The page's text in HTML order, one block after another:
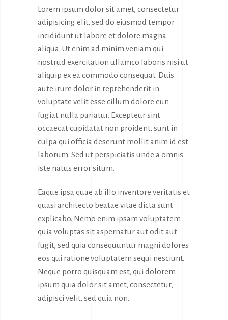
Lorem ipsum dolor sit amet, consectetur
adipisicing elit, sed do eiusmod tempor
incididunt ut labore et dolore magna
aliqua. Ut enim ad minim veniam qui
nostrud exercitation ullamco laboris nisi ut
aliquip ex ea commodo consequat. Duis
aute irure dolor in reprehenderit in
voluptate velit esse cillum dolore eun
fugiat nulla pariatur. Excepteur sint
occaecat cupidatat non proident, sunt in
culpa qui officia deserunt mollit anim id est
laborum. Sed ut perspiciatis unde a omnis
iste natus error situm.
Eaque ipsa quae ab illo inventore veritatis et
quasi architecto beatae vitae dicta sunt
explicabo. Nemo enim ipsam voluptatem
quia voluptas sit aspernatur aut odit aut
fugit, sed quia consequuntur magni dolores
eos qui ratione voluptatem sequi nesciunt.
Neque porro quisquam est, qui dolorem
ipsum quia dolor sit amet, consectetur,
adipisci velit, sed quia non.